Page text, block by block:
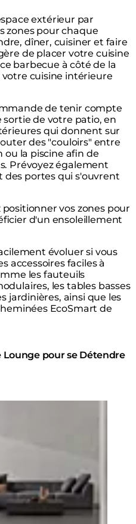
extérieur par
zones pour chaque
dîner, cuisiner et faire
de placer votre cuisine
barbecue à côté de la
votre cuisine intérieure
de tenir compte
de votre patio, en
qui donnent sur
des "couloirs" entre
ou la piscine afin de
Prévoyez également
portes qui s'ouvrent
positionner vos zones pour
d'un ensoleillement
évoluer si vous
accessoires faciles à
les fauteuils
les tables basses
jardinières, ainsi que les
EcoSmart de
Lounge pour se Détendre
modulaire Relax